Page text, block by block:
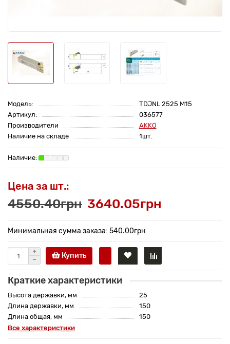
Модель:
TDJNL 2525 M15
Артикул:
036577
Производители
AKKO
Наличие на складе
1шт.
Цена за шт.:
4550.40грн 3640.05грн
Минимальная сумма заказа: 540.00грн
Купить
Краткие характеристики
Высота державки, мм
25
Длина державки, мм
150
Длина общая, мм
150
Все характеристики